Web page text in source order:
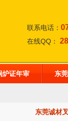
联系电话：
在线QQ：
炉证年审 东
东莞诚材